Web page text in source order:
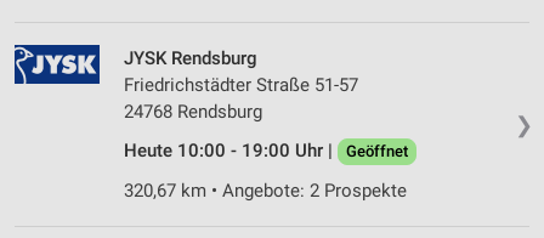
❯
JYSK Rendsburg
Friedrichstädter Straße 51-57
24768 Rendsburg
Heute 10:00 - 19:00 Uhr |
Geöffnet
320,67 km • Angebote: 2 Prospekte